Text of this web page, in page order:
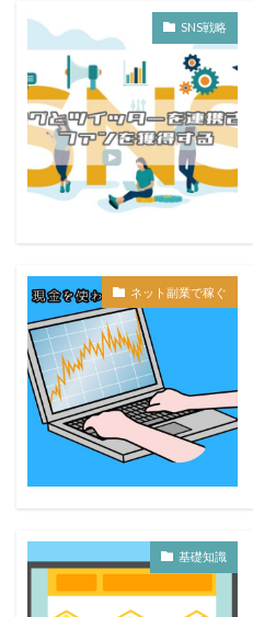
SNS戦略
ネット副業で稼ぐ
基礎知識